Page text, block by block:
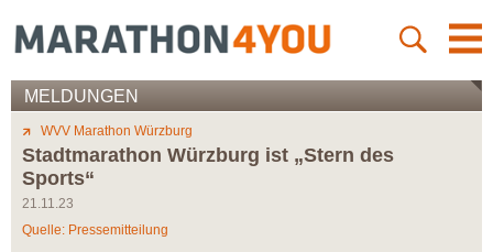
MELDUNGEN
WVV Marathon Würzburg
Stadtmarathon Würzburg ist „Stern des
Sports“
21.11.23
Quelle: Pressemitteilung